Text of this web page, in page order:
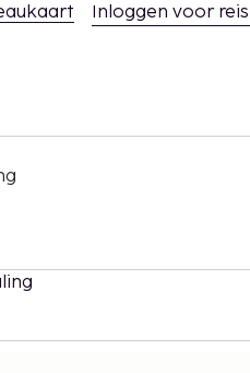
Inloggen voor